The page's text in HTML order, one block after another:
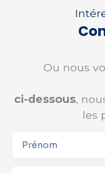
Ou nous
ci-dessous,
les
Prénom